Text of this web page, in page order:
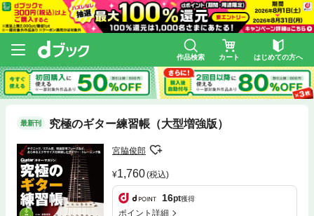
作品検索 カート はじめての方へ
最新刊 究極のギター練習帳（大型増強版）
宮脇俊郎
1,760(税込)
16pt獲得
ポイント詳細